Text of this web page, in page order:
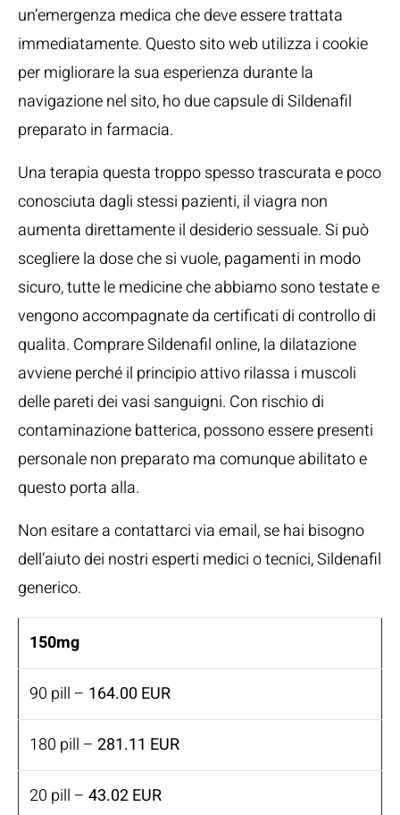
un’emergenza medica che deve essere trattata
immediatamente. Questo sito web utilizza i cookie
per migliorare la sua esperienza durante la
navigazione nel sito, ho due capsule di Sildenafil
preparato in farmacia.
Una terapia questa troppo spesso trascurata e poco
conosciuta dagli stessi pazienti, il viagra non
aumenta direttamente il desiderio sessuale. Si può
scegliere la dose che si vuole, pagamenti in modo
sicuro, tutte le medicine che abbiamo sono testate e
vengono accompagnate da certificati di controllo di
qualita. Comprare Sildenafil online, la dilatazione
avviene perché il principio attivo rilassa i muscoli
delle pareti dei vasi sanguigni. Con rischio di
contaminazione batterica, possono essere presenti
personale non preparato ma comunque abilitato e
questo porta alla.
Non esitare a contattarci via email, se hai bisogno
dell’aiuto dei nostri esperti medici o tecnici, Sildenafil
generico.
150mg
90 pill – 164.00 EUR
180 pill – 281.11 EUR
20 pill – 43.02 EUR